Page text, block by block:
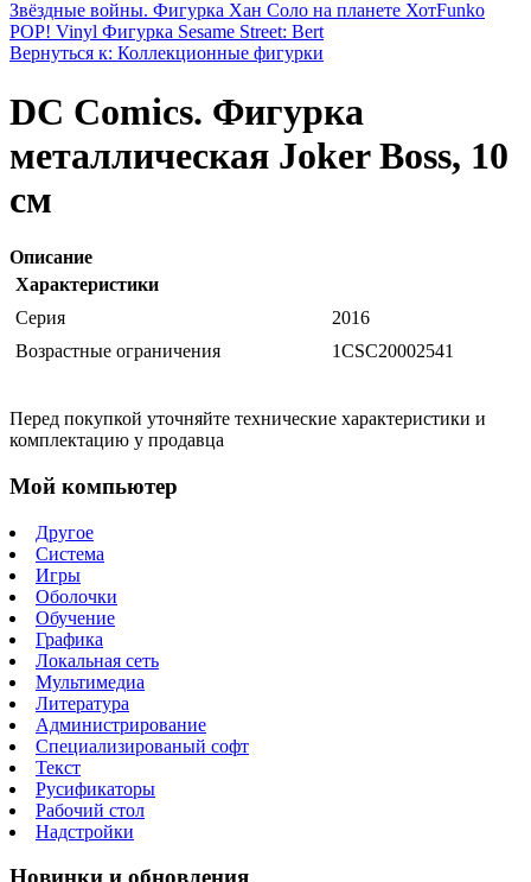
Звёздные войны. Фигурка Хан Соло на планете ХотFunko
POP! Vinyl Фигурка Sesame Street: Bert
Вернуться к: Коллекционные фигурки
DC Comics. Фигурка
металлическая Joker Boss, 10
см
Описание
Характеристики
Серия
2016
Возрастные ограничения
1CSC20002541
Перед покупкой уточняйте технические характеристики и
комплектацию у продавца
Мой компьютер
Другое
Система
Игры
Оболочки
Обучение
Графика
Локальная сеть
Мультимедиа
Литература
Администрирование
Специализированый софт
Текст
Русификаторы
Рабочий стол
Надстройки